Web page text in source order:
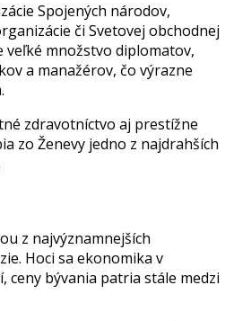
Spojených národov,
či Svetovej obchodnej
veľké množstvo diplomatov,
a manažérov, čo výrazne
zdravotníctvo aj prestížne
zo Ženevy jedno z najdrahších
z najvýznamnejších
Hoci sa ekonomika v
ceny bývania patria stále medzi